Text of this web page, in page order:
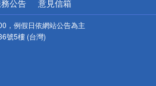
公告 意見信箱
，例假日依網站公告為主
號5樓 (台灣)